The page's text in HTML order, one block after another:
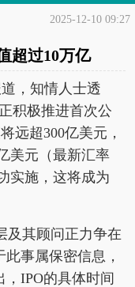
2025-12-10 09:27
超过10万亿
，知情人士透
积极推进首次公
远超300亿美元，
美元（最新汇率
实施，这将成为
及其顾问正力争在
事属保密信息，
IPO的具体时间